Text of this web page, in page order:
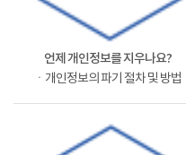
언제 개인정보를 지우나요?
ㆍ개인정보의 파기 절차 및 방법